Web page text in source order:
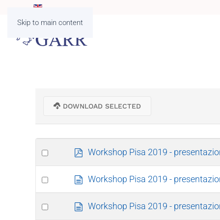
Skip to main content
DOWNLOAD SELECTED
Select
an
item
pWorkshop Pisa 2019 -
Select
an
item
d
u
Workshop Pisa 2019 -
Select
dWorkshop Pisa 2019 -